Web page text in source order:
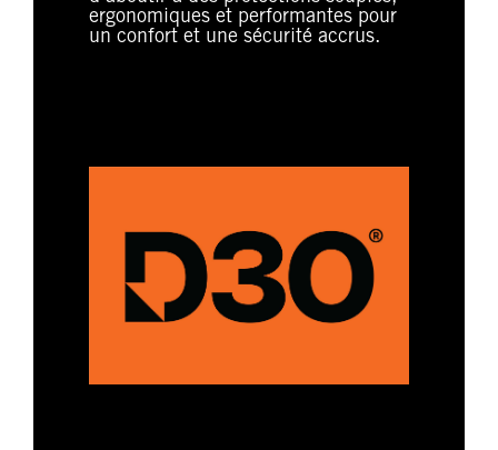
ergonomiques et performantes pour
un confort et une sécurité accrus.